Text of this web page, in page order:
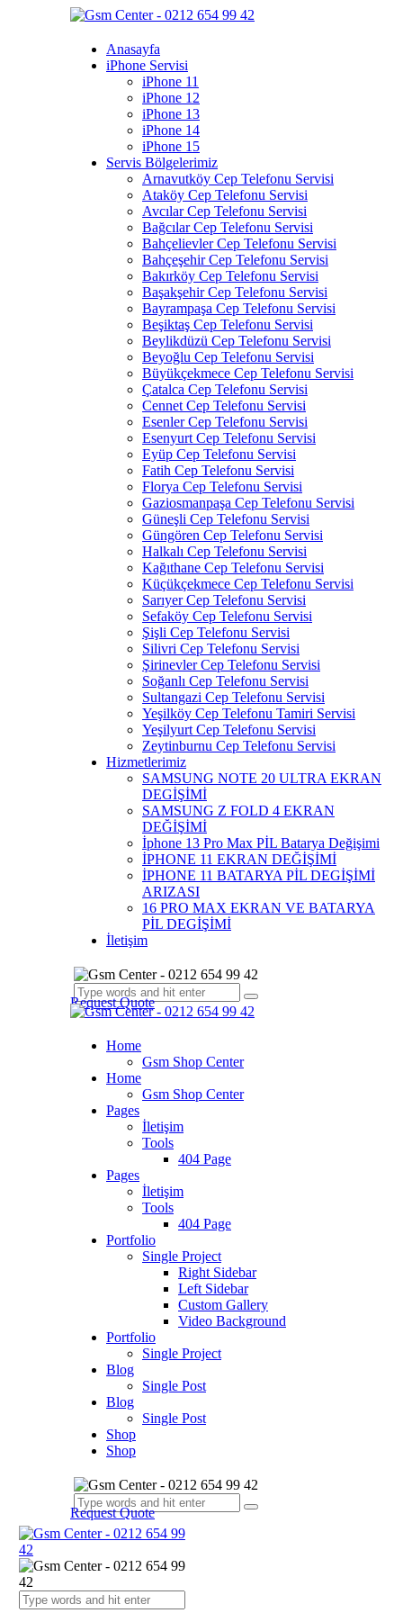
Anasayfa
iPhone Servisi
iPhone 11
iPhone 12
iPhone 13
iPhone 14
iPhone 15
Servis Bölgelerimiz
Arnavutköy Cep Telefonu Servisi
Ataköy Cep Telefonu Servisi
Avcılar Cep Telefonu Servisi
Bağcılar Cep Telefonu Servisi
Bahçelievler Cep Telefonu Servisi
Bahçeşehir Cep Telefonu Servisi
Bakırköy Cep Telefonu Servisi
Başakşehir Cep Telefonu Servisi
Bayrampaşa Cep Telefonu Servisi
Beşiktaş Cep Telefonu Servisi
Beylikdüzü Cep Telefonu Servisi
Beyoğlu Cep Telefonu Servisi
Büyükçekmece Cep Telefonu Servisi
Çatalca Cep Telefonu Servisi
Cennet Cep Telefonu Servisi
Esenler Cep Telefonu Servisi
Esenyurt Cep Telefonu Servisi
Eyüp Cep Telefonu Servisi
Fatih Cep Telefonu Servisi
Florya Cep Telefonu Servisi
Gaziosmanpaşa Cep Telefonu Servisi
Güneşli Cep Telefonu Servisi
Güngören Cep Telefonu Servisi
Halkalı Cep Telefonu Servisi
Kağıthane Cep Telefonu Servisi
Küçükçekmece Cep Telefonu Servisi
Sarıyer Cep Telefonu Servisi
Sefaköy Cep Telefonu Servisi
Şişli Cep Telefonu Servisi
Silivri Cep Telefonu Servisi
Şirinevler Cep Telefonu Servisi
Soğanlı Cep Telefonu Servisi
Sultangazi Cep Telefonu Servisi
Yeşilköy Cep Telefonu Tamiri Servisi
Yeşilyurt Cep Telefonu Servisi
Zeytinburnu Cep Telefonu Servisi
Hizmetlerimiz
SAMSUNG NOTE 20 ULTRA EKRAN
DEGİŞİMİ
SAMSUNG Z FOLD 4 EKRAN
DEĞİŞİMİ
İphone 13 Pro Max PİL Batarya Değişimi
İPHONE 11 EKRAN DEĞİŞİMİ
İPHONE 11 BATARYA PİL DEGİŞİMİ
ARIZASI
16 PRO MAX EKRAN VE BATARYA
PİL DEGİŞİMİ
İletişim
Request Quote
Home
Gsm Shop Center
Home
Gsm Shop Center
Pages
İletişim
Tools
404 Page
Pages
İletişim
Tools
404 Page
Portfolio
Single Project
Right Sidebar
Left Sidebar
Custom Gallery
Video Background
Portfolio
Single Project
Blog
Single Post
Blog
Single Post
Shop
Shop
Request Quote